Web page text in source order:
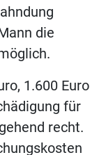
die
1.600 Euro
für
recht.